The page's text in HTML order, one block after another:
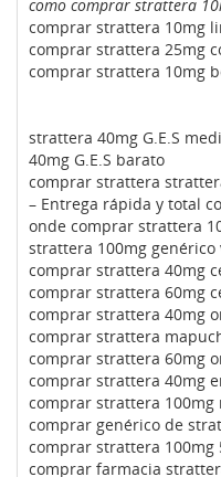
como comprar strattera
comprar strattera 10mg
comprar strattera 25mg
comprar strattera 10mg
strattera 40mg G.E.S
40mg G.E.S barato
comprar strattera
– Entrega rápida y total
onde comprar strattera
strattera 100mg genérico
comprar strattera 40mg
comprar strattera 60mg
comprar strattera 40mg
comprar strattera
comprar strattera 60mg
comprar strattera 40mg
comprar strattera
comprar genérico de
comprar strattera 100mg
comprar farmacia